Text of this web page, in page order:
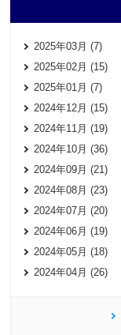
2025年03月 (7)
2025年02月 (15)
2025年01月 (7)
2024年12月 (15)
2024年11月 (19)
2024年10月 (36)
2024年09月 (21)
2024年08月 (23)
2024年07月 (20)
2024年06月 (19)
2024年05月 (18)
2024年04月 (26)